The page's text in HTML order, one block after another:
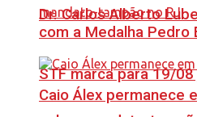
STF marca para 19/
Dr. Carlos Alberto
com a Medalha Pedro
Caio Álex permanece